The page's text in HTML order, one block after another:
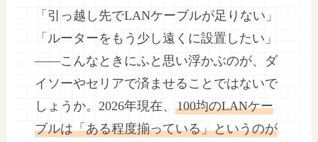
「引っ越し先でLANケーブルが足りない」
「ルーターをもう少し遠くに設置したい」
——こんなときにふと思い浮かぶのが、ダ
イソーやセリアで済ませることではないで
しょうか。2026年現在、100均のLANケー
ブルは「ある程度揃っている」というのが